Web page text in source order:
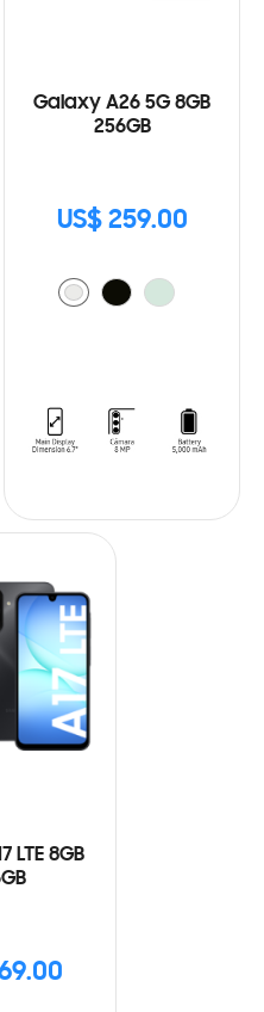
Galaxy A26 5G 8GB
256GB
US$ 259.00
LTE 8GB